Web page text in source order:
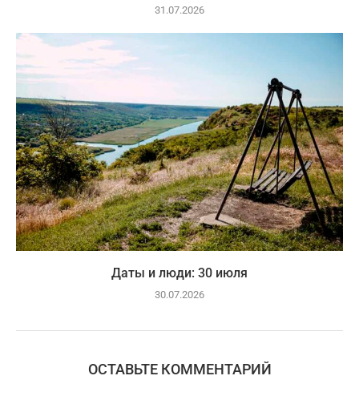
31.07.2026
Даты и люди: 30 июля
30.07.2026
ОСТАВЬТЕ КОММЕНТАРИЙ